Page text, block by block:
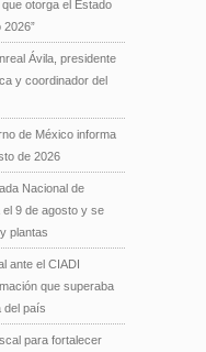
otorga el Estado
2026”
Ávila, presidente
y coordinador del
de México informa
de 2026
Nacional de
el 9 de agosto y se
plantas
ante el CIADI
que superaba
del país
para fortalecer